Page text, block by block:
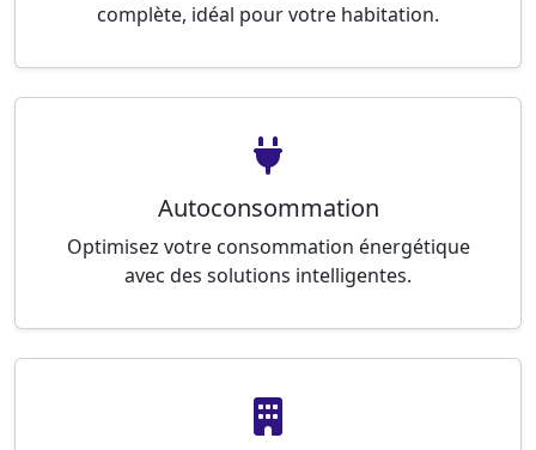
complète, idéal pour votre habitation.
Autoconsommation
Optimisez votre consommation énergétique
avec des solutions intelligentes.